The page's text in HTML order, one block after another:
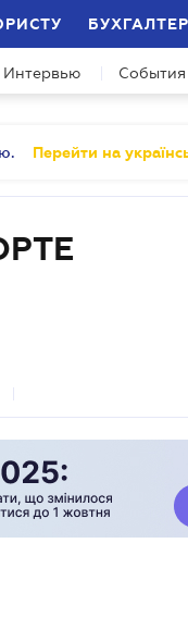
Интервью События
Перейти на